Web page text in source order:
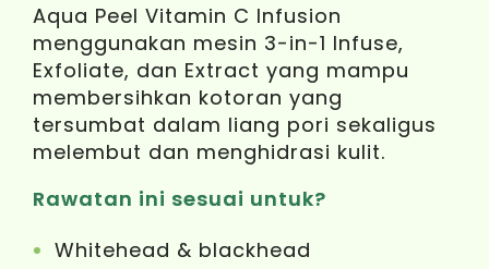
Aqua Peel Vitamin C Infusion
menggunakan mesin 3-in-1 Infuse,
Exfoliate, dan Extract yang mampu
membersihkan kotoran yang
tersumbat dalam liang pori sekaligus
melembut dan menghidrasi kulit.
Rawatan ini sesuai untuk?
Whitehead & blackhead